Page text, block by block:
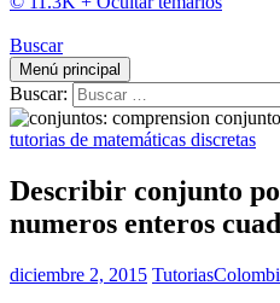
Buscar
Menú principal
Buscar:
tutorias de matemáticas discretas
Describir conjunto
numeros enteros
diciembre 2, 2015